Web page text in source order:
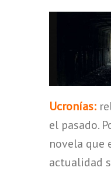
Ucronías:
el pasado.
novela que
actualidad